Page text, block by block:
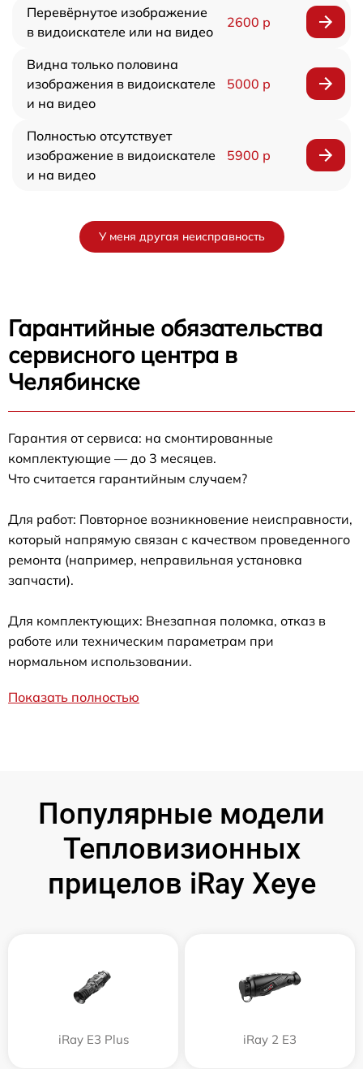
Перевёрнутое изображение
в видоискателе или на видео
2600 р
Видна только половина
изображения в видоискателе
и на видео
5000 р
Полностью отсутствует
изображение в видоискателе
и на видео
5900 р
У меня другая неисправность
Гарантийные обязательства
сервисного центра в
Челябинске
Гарантия от сервиса: на смонтированные
комплектующие — до 3 месяцев.
Что считается гарантийным случаем?
Для работ: Повторное возникновение неисправности,
который напрямую связан с качеством проведенного
ремонта (например, неправильная установка
запчасти).
Для комплектующих: Внезапная поломка, отказ в
работе или техническим параметрам при
нормальном использовании.
Показать полностью
Популярные модели
Тепловизионных
прицелов iRay Xeye
iRay E3 Plus iRay 2 E3